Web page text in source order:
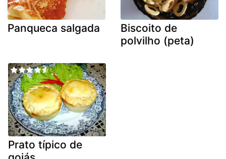
Panqueca salgada
Biscoito de
polvilho (peta)
Prato típico de